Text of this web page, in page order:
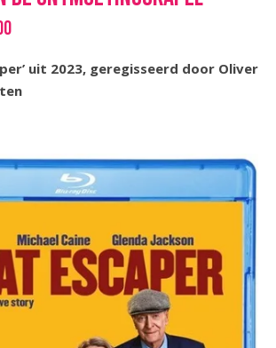
uit 2023, geregisseerd door Oliver